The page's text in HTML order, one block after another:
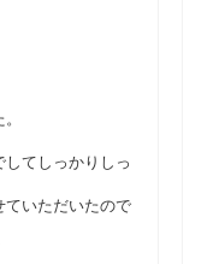
てしっかりしっ
いただいたので